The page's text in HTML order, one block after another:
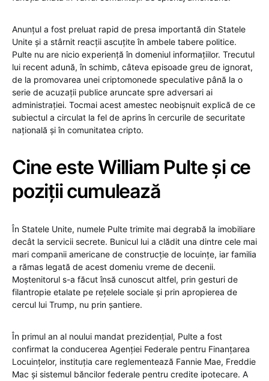
Anunțul a fost preluat rapid de presa importantă din Statele
Unite și a stârnit reacții ascuțite în ambele tabere politice.
Pulte nu are nicio experiență în domeniul informațiilor. Trecutul
lui recent adună, în schimb, câteva episoade greu de ignorat,
de la promovarea unei criptomonede speculative până la o
serie de acuzații publice aruncate spre adversari ai
administrației. Tocmai acest amestec neobișnuit explică de ce
subiectul a circulat la fel de aprins în cercurile de securitate
națională și în comunitatea cripto.
Cine este William Pulte și ce
poziții cumulează
În Statele Unite, numele Pulte trimite mai degrabă la imobiliare
decât la servicii secrete. Bunicul lui a clădit una dintre cele mai
mari companii americane de construcție de locuințe, iar familia
a rămas legată de acest domeniu vreme de decenii.
Moștenitorul s-a făcut însă cunoscut altfel, prin gesturi de
filantropie etalate pe rețelele sociale și prin apropierea de
cercul lui Trump, nu prin șantiere.
În primul an al noului mandat prezidențial, Pulte a fost
confirmat la conducerea Agenției Federale pentru Finanțarea
Locuințelor, instituția care reglementează Fannie Mae, Freddie
Mac și sistemul băncilor federale pentru credite ipotecare. A